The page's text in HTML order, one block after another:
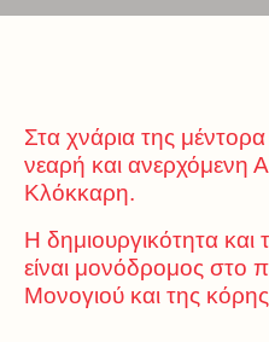
Στα χνάρια της
νεαρή και ανερχόμενη
Κλόκκαρη.
Η δημιουργικότητα και
είναι μονόδρομος στο
Μονογιού και της